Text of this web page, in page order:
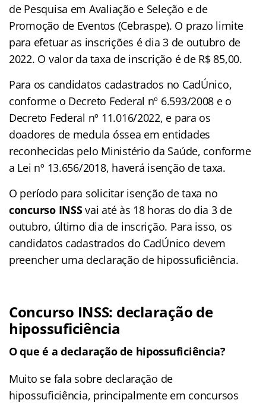
de Pesquisa em Avaliação e Seleção e de
Promoção de Eventos (Cebraspe). O prazo limite
para efetuar as inscrições é dia 3 de outubro de
2022. O valor da taxa de inscrição é de R$ 85,00.
Para os candidatos cadastrados no CadÚnico,
conforme o Decreto Federal nº 6.593/2008 e o
Decreto Federal nº 11.016/2022, e para os
doadores de medula óssea em entidades
reconhecidas pelo Ministério da Saúde, conforme
a Lei nº 13.656/2018, haverá isenção de taxa.
O período para solicitar isenção de taxa no
concurso INSSvai até às 18 horas do dia 3 de
outubro, último dia de inscrição. Para isso, os
candidatos cadastrados do CadÚnico devem
preencher uma declaração de hipossuficiência.
Concurso INSS: declaração de
hipossuficiência
O que é a declaração de hipossuficiência?
Muito se fala sobre declaração de
hipossuficiência, principalmente em concursos